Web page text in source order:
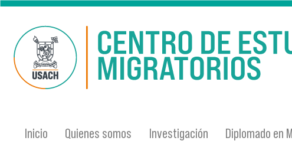
Pasar al contenido principal
Inicio Quienes somos Investigación Diplomado en